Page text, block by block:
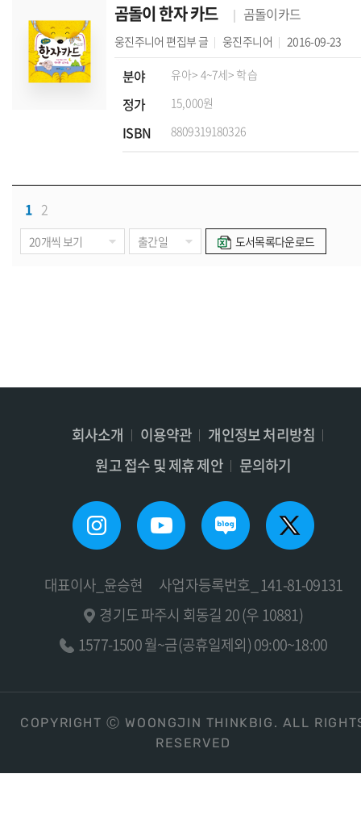
곰돌이 한자 카드 곰돌이카드
웅진주니어 편집부 글 웅진주니어 2016-09-23
분야 유아> 4~7세> 학습
정가 15,000원
ISBN 8809319180326
1 2
도서목록다운로드
회사소개 이용약관
개인정보 처리방침
원고 접수 및 제휴 제안
문의하기
대표이사_윤승현
사업자등록번호_ 141-81-09131
경기도 파주시 회동길 20 (우 10881)
1577-1500 월~금(공휴일제외) 09:00~18:00
COPYRIGHT Ⓒ WOONGJIN THINKBIG. ALL
RESERVED